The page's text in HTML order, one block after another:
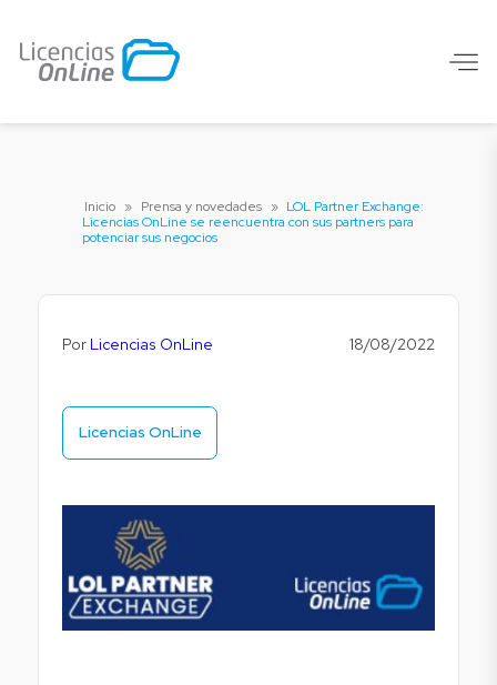
Inicio » Prensa y novedades » LOL Partner Exchange:
Licencias OnLine se reencuentra con sus partners para
potenciar sus negocios
Por Licencias OnLine 18/08/2022
Licencias OnLine